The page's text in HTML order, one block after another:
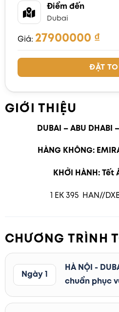
Điểm đến
Dubai
Giá: 27900000 ₫
ĐẶT
GIỚI THIỆU
DUBAI – ABU DHABI
HÀNG KHÔNG:
KHỞI HÀNH: Tết
1 EK 395 HAN//
CHƯƠNG TRÌNH
Ngày 1
HÀ NỘI -
chuẩn phục